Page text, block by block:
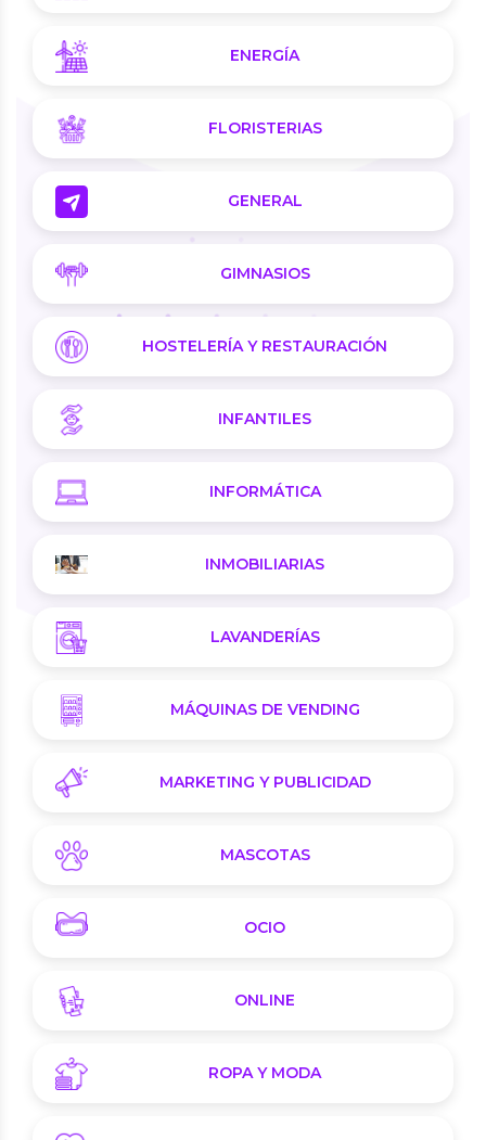
ENERGÍA
FLORISTERIAS
GENERAL
GIMNASIOS
HOSTELERÍA Y RESTAURACIÓN
INFANTILES
INFORMÁTICA
INMOBILIARIAS
LAVANDERÍAS
MÁQUINAS DE VENDING
MARKETING Y PUBLICIDAD
MASCOTAS
OCIO
ONLINE
ROPA Y MODA